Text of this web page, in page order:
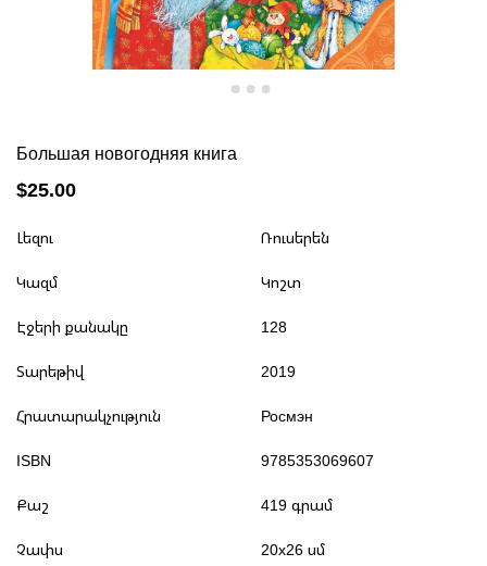
Большая новогодняя книга
$25.00
Լեզու Ռուսերեն
Կազմ Կոշտ
Էջերի քանակը 128
Տարեթիվ 2019
Հրատարակչություն Росмэн
ISBN 9785353069607
Քաշ 419 գրամ
Չափս 20x26 սմ